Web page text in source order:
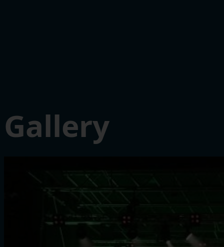
Gallery